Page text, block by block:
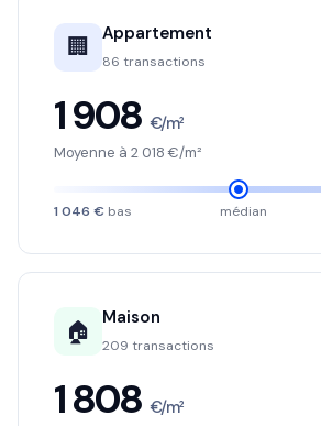
🏢 Appartement
86 transactions
1 908 €/m²
Moyenne à 2 018 €/m²
1 046 € bas médian
🏠 Maison
209 transactions
1 808 €/m²